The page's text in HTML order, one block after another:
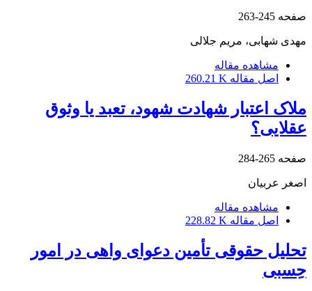
صفحه 245-263
مهدی شهابی، مریم جلالی
مشاهده مقاله
اصل مقاله 260.21 K
ملاک اعتبار شهادت شهود، تعبد یا وثوق
عقلایی؟
صفحه 265-284
اصغر عربیان
مشاهده مقاله
اصل مقاله 228.82 K
تحلیل حقوقی تأمین دعوای واهی در امور
حِسبی